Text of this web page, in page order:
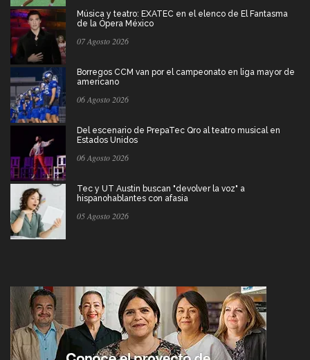
Música y teatro: EXATEC en el elenco de El Fantasma
de la Ópera México
07 Agosto 2026
Borregos CCM van por el campeonato en liga mayor de
americano
06 Agosto 2026
Del escenario de PrepaTec Qro al teatro musical en
Estados Unidos
06 Agosto 2026
Tec y UT Austin buscan "devolver la voz" a
hispanohablantes con afasia
05 Agosto 2026